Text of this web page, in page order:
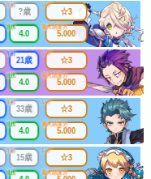
年齢
?歳
連携
4.0
レア
☆3
最大防護力
5.000
年齢
21歳
連携
4.0
レア
☆3
最大防護力
5.000
年齢
33歳
連携
4.0
レア
☆3
最大防護力
5.000
年齢
15歳
連携
レア
☆3
最大防護力